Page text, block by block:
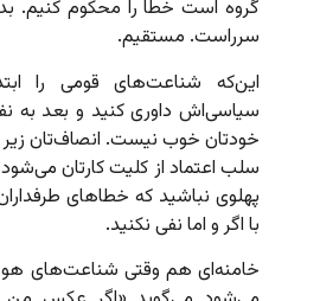
گروه است خطا را محکوم کنیم.
سرراست. مستقیم.
این‌که شناعت‌های قومی را
سیاسی‌اش داوری کنید و بعد به
خودتان خوب نیست. انصاف‌تان
سلب اعتماد از کلیت کارتان
پهلوی نباشید که خطاهای
با اگر و اما نفی نکنید.
خامنه‌ای هم وقتی شناعت‌های